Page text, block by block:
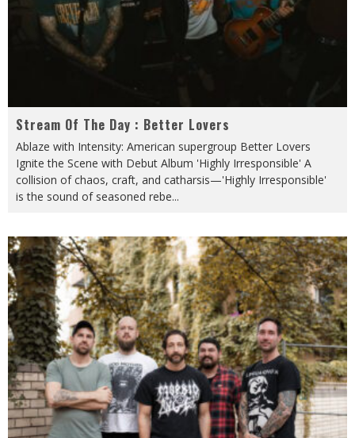
Stream Of The Day : Better Lovers
Ablaze with Intensity: American supergroup Better Lovers
Ignite the Scene with Debut Album 'Highly Irresponsible' A
collision of chaos, craft, and catharsis—'Highly Irresponsible'
is the sound of seasoned rebe...